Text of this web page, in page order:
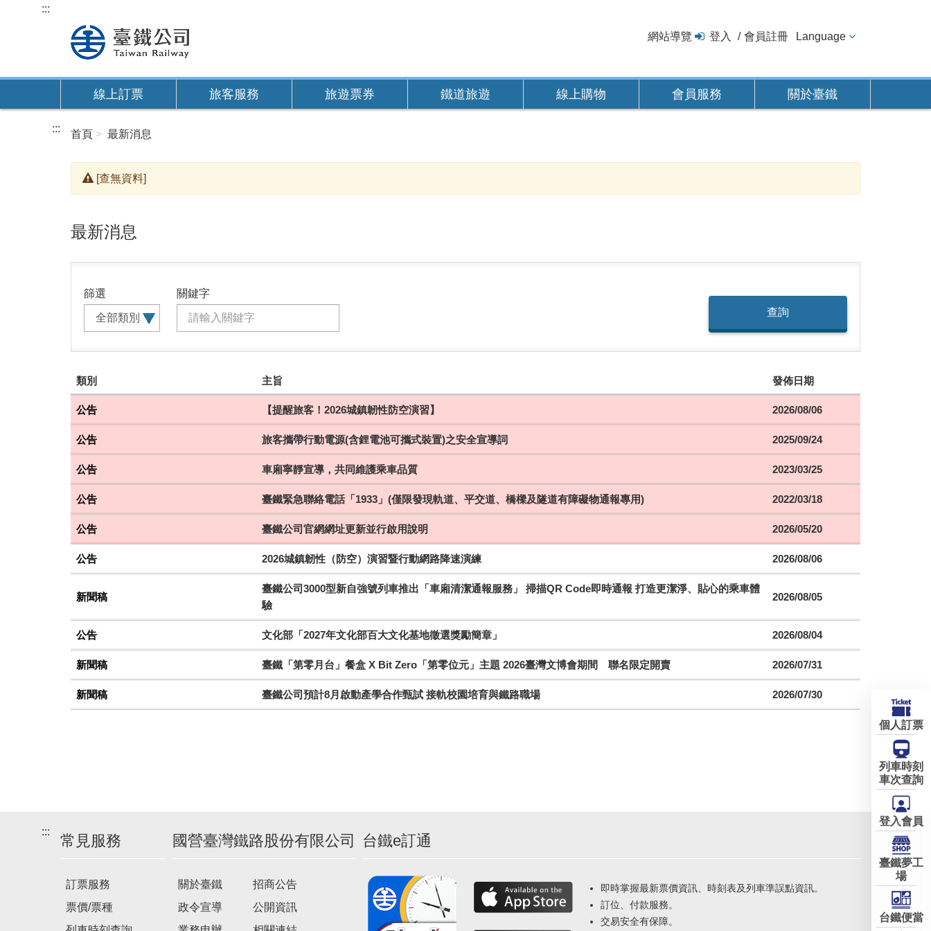
內
:::
網站導覽 登入 會員註冊 Language
線上訂票 旅客服務 旅遊票券 鐵道旅遊 線上購物 會員服務 關於臺鐵
::: 首頁 最新消息
[查無資料]
最新消息
篩選
關鍵字
查詢
建
議
搭
乘
車
次
類別 主旨 發佈日期
公告 【提醒旅客！2026城鎮韌性防空演習】 2026/08/06
公告 旅客攜帶行動電源(含鋰電池可攜式裝置)之安全宣導詞 2025/09/24
公告 車廂寧靜宣導，共同維護乘車品質 2023/03/25
公告 臺鐵緊急聯絡電話「1933」(僅限發現軌道、平交道、橋樑及隧道有障礙物通報專用) 2022/03/18
公告 臺鐵公司官網網址更新並行啟用說明 2026/05/20
公告 2026城鎮韌性（防空）演習暨行動網路降速演練 2026/08/06
新聞稿
臺鐵公司3000型新自強號列車推出「車廂清潔通報服務」 掃描QR Code即時通報 打造更潔淨、貼心的乘車體
驗
2026/08/05
公告 文化部「2027年文化部百大文化基地徵選獎勵簡章」 2026/08/04
新聞稿 臺鐵「第零月台」餐盒 X Bit Zero「第零位元」主題 2026臺灣文博會期間 聯名限定開賣 2026/07/31
新聞稿 臺鐵公司預計8月啟動產學合作甄試 接軌校園培育與鐵路職場 2026/07/30
:::
常見服務
訂票服務
票價/票種
國營臺灣鐵路股份有限公司
關於臺鐵
政令宣導
招商公告
公開資訊
台鐵e訂通
即時掌握最新票價資訊、時刻表及列車準誤點資訊。
訂位、付款服務。
交易安全有保障。
個人訂票
列車時刻
車次查詢
登入會員
臺鐵夢工
場
台鐵便當